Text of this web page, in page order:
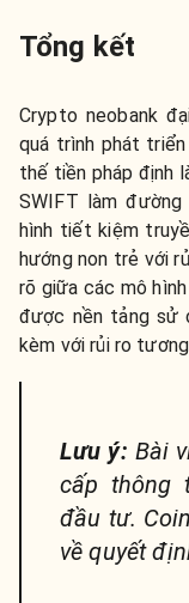
Tổng kết
Crypto neobank
quá trình phát
thế tiền pháp định
SWIFT làm
hình tiết kiệm
hướng non trẻ với
rõ giữa các mô
được nền tảng sử
kèm với rủi ro
Lưu ý: Bài
cấp thông
đầu tư.
về quyết